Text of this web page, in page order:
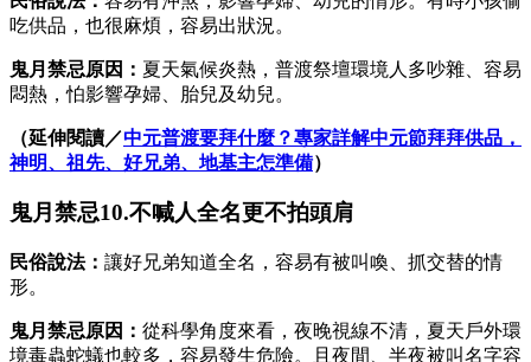
吃供品，也很麻煩，容易出狀況。
鬼月禁忌原因： 夏天氣候炎熱，普渡祭壇環境人多吵雜、容易
悶熱，怕影響孕婦、胎兒及幼兒。
（延伸閱讀／中元普渡要拜什麼？專家詳解中元節拜拜供品，
神明、祖先、好兄弟、地基主怎準備）
鬼月禁忌10.不喊人全名更不拍頭肩
民俗說法： 讓好兄弟知道全名，容易有被叫喚、抓交替的情
形。
鬼月禁忌原因： 從科學角度來看，夜晚視線不清，夏天戶外環
境毒蟲蛇蟻也較多，容易發生危險。且夜間、半夜被叫名字容